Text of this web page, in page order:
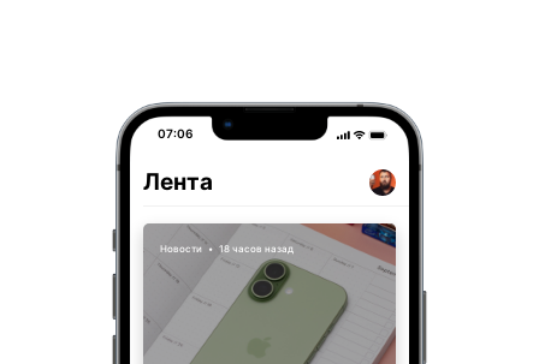
07:06
Лента
Новости • 18 часов назад